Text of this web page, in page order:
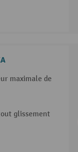
maximale de
glissement